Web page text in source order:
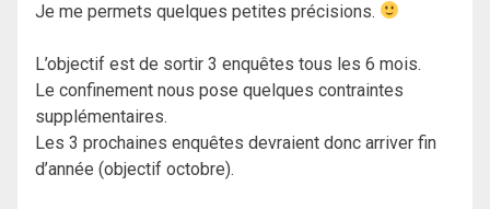
Je me permets quelques petites précisions.
L’objectif est de sortir 3 enquêtes tous les 6 mois.
Le confinement nous pose quelques contraintes
supplémentaires.
Les 3 prochaines enquêtes devraient donc arriver fin
d’année (objectif octobre).